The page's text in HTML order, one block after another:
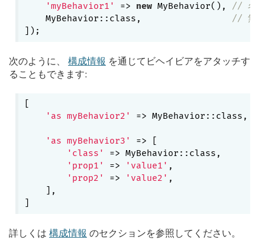
'myBehavior1'
=> new MyBehavior(), // 名前
    MyBehavior::class,
// 無名
次のように、 構成情報 を通じてビヘイビアをアタッチす
ることもできます:
[
'as myBehavior2'
=> MyBehavior::class,
'as myBehavior3'
=> [
'class'
=> MyBehavior::class,
'prop1'
=> 'value1' ,
'prop2'
=> 'value2' ,
    ],
詳しくは 構成情報 のセクションを参照してください。